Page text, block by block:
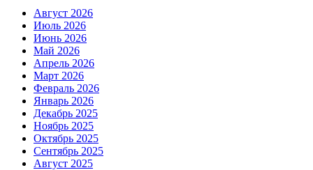
Август 2026
Июль 2026
Июнь 2026
Май 2026
Апрель 2026
Март 2026
Февраль 2026
Январь 2026
Декабрь 2025
Ноябрь 2025
Октябрь 2025
Сентябрь 2025
Август 2025